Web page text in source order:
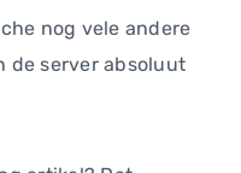
nog vele andere
de server absoluut